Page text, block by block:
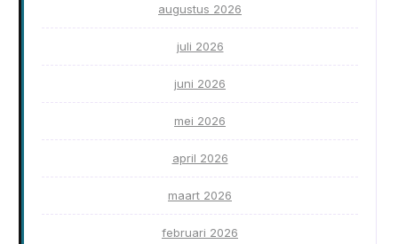
augustus 2026
juli 2026
juni 2026
mei 2026
april 2026
maart 2026
februari 2026